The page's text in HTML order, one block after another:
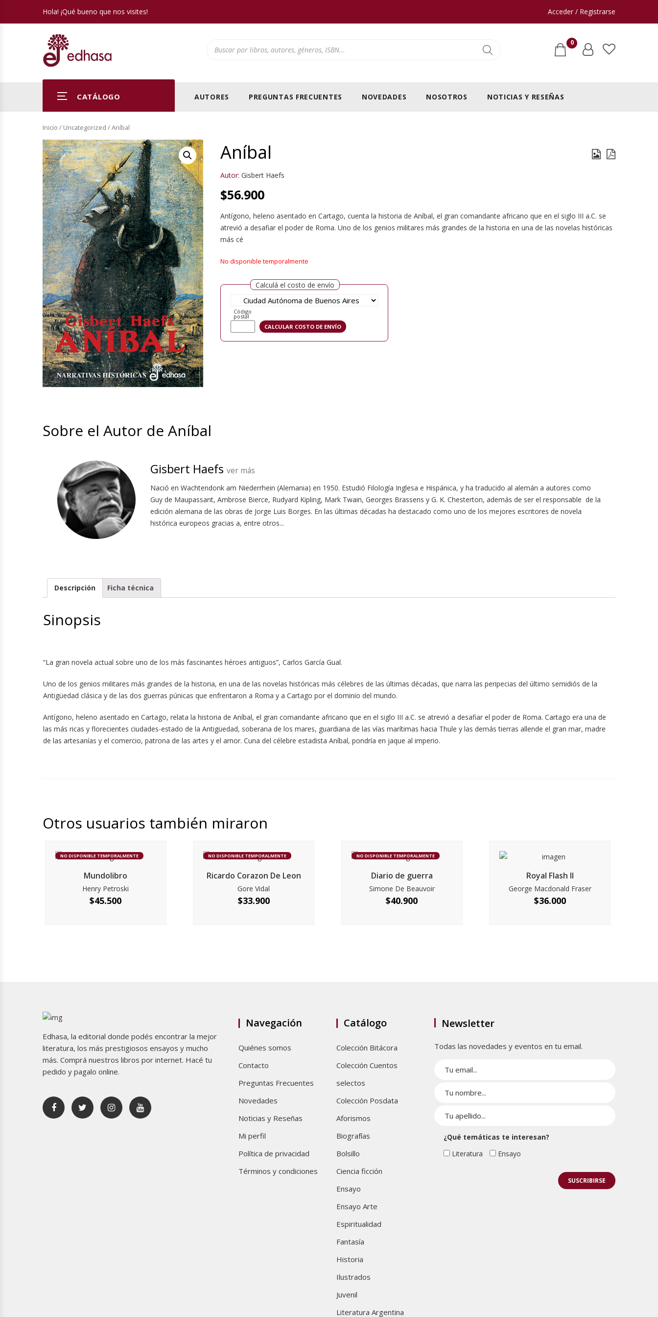
Hola! ¡Qué bueno que nos visites! Acceder / Registrarse
0
CATÁLOGO AUTORES PREGUNTAS FRECUENTES NOVEDADES NOSOTROS NOTICIAS Y RESEÑAS
Inicio / Uncategorized / Aníbal
Aníbal
Autor: Gisbert Haefs
$56.900
Antígono, heleno asentado en Cartago, cuenta la historia de Aníbal, el gran comandante africano que en el siglo III a.C. se
atrevió a desafiar el poder de Roma. Uno de los genios militares más grandes de la historia en una de las novelas históricas
más cé
No disponible temporalmente
Calculá el costo de envío
Código
postal
Sobre el Autor de Aníbal
Gisbert Haefs ver más
Nació en Wachtendonk am Niederrhein (Alemania) en 1950. Estudió Filología Inglesa e Hispánica, y ha traducido al alemán a autores como
Guy de Maupassant, Ambrose Bierce, Rudyard Kipling, Mark Twain, Georges Brassens y G. K. Chesterton, además de ser el responsable de la
edición alemana de las obras de Jorge Luis Borges. En las últimas décadas ha destacado como uno de los mejores escritores de novela
histórica europeos gracias a, entre otros...
Descripción Ficha técnica
Sinopsis
“La gran novela actual sobre uno de los más fascinantes héroes antiguos”, Carlos García Gual.
Uno de los genios militares más grandes de la historia, en una de las novelas históricas más célebres de las últimas décadas, que narra las peripecias del último semidiós de la
Antigüedad clásica y de las dos guerras púnicas que enfrentaron a Roma y a Cartago por el dominio del mundo.
Antígono, heleno asentado en Cartago, relata la historia de Aníbal, el gran comandante africano que en el siglo III a.C. se atrevió a desafiar el poder de Roma. Cartago era una de
las más ricas y florecientes ciudades-estado de la Antigüedad, soberana de los mares, guardiana de las vías marítimas hacia Thule y las demás tierras allende el gran mar, madre
de las artesanías y el comercio, patrona de las artes y el amor. Cuna del célebre estadista Aníbal, pondría en jaque al imperio.
Otros usuarios también miraron
NO DISPONIBLE TEMPORALMENTE
Mundolibro
Henry Petroski
$45.500
NO DISPONIBLE TEMPORALMENTE
Ricardo Corazon De Leon
Gore Vidal
$33.900
NO DISPONIBLE TEMPORALMENTE
Diario de guerra
Simone De Beauvoir
$40.900
Royal Flash II
George Macdonald Fraser
$36.000
Edhasa, la editorial donde podés encontrar la mejor
literatura, los más prestigiosos ensayos y mucho
más. Comprá nuestros libros por internet. Hacé tu
pedido y pagalo online.
Navegación
Quiénes somos
Contacto
Preguntas Frecuentes
Novedades
Noticias y Reseñas
Mi perfil
Política de privacidad
Términos y condiciones
Catálogo
Colección Bitácora
Colección Cuentos
selectos
Colección Posdata
Aforismos
Biografías
Bolsillo
Ciencia ficción
Ensayo
Ensayo Arte
Espiritualidad
Fantasía
Historia
Ilustrados
Juvenil
Literatura Argentina
Newsletter
Todas las novedades y eventos en tu email.
¿Qué temáticas te interesan?
Literatura
Ensayo